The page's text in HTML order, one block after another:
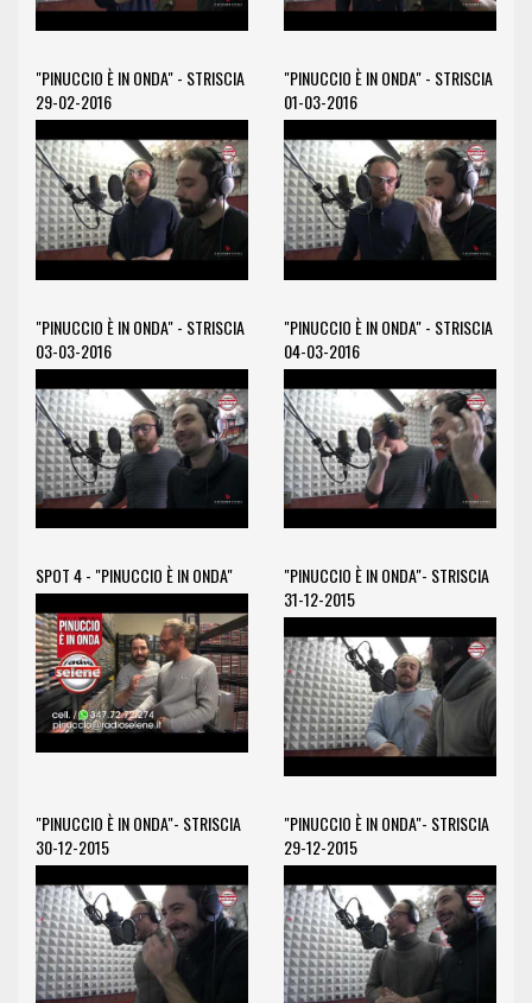
"PINUCCIO È IN ONDA" - STRISCIA
29-02-2016
"PINUCCIO È IN ONDA" - STRISCIA
01-03-2016
"PINUCCIO È IN ONDA" - STRISCIA
03-03-2016
"PINUCCIO È IN ONDA" - STRISCIA
04-03-2016
SPOT 4 - "PINUCCIO È IN ONDA"
"PINUCCIO È IN ONDA"- STRISCIA
31-12-2015
"PINUCCIO È IN ONDA"- STRISCIA
30-12-2015
"PINUCCIO È IN ONDA"- STRISCIA
29-12-2015